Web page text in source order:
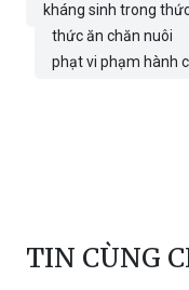
kháng sinh trong
thức ăn chăn nuôi
phạt vi phạm hành
TIN CÙNG